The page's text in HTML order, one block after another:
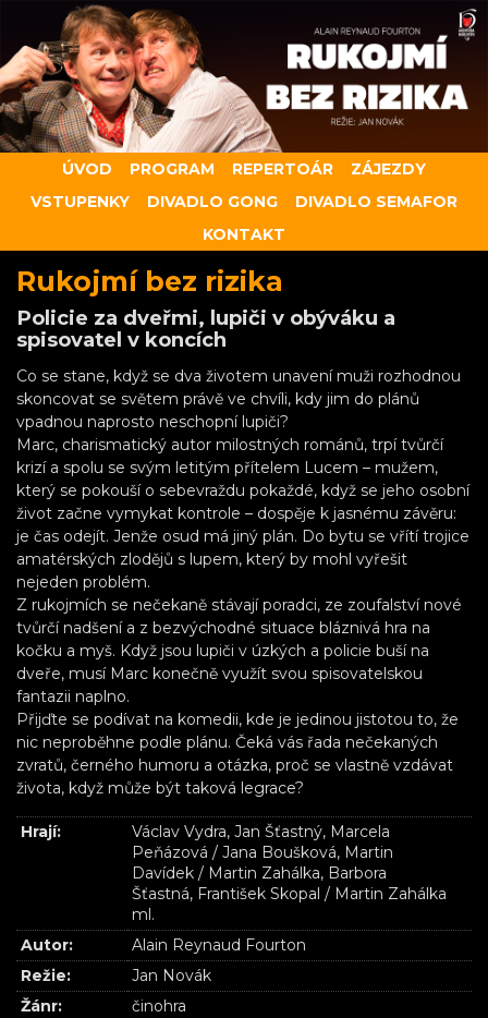
ÚVOD PROGRAM REPERTOÁR
ZÁJEZDY
VSTUPENKY
DIVADLO GONG
DIVADLO SEMAFOR
KONTAKT
Rukojmí bez rizika
Policie za dveřmi, lupiči v obýváku a
spisovatel v koncích
Co se stane, když se dva životem unavení muži rozhodnou
skoncovat se světem právě ve chvíli, kdy jim do plánů
vpadnou naprosto neschopní lupiči?
Marc, charismatický autor milostných románů, trpí tvůrčí
krizí a spolu se svým letitým přítelem Lucem – mužem,
který se pokouší o sebevraždu pokaždé, když se jeho osobní
život začne vymykat kontrole – dospěje k jasnému závěru:
je čas odejít. Jenže osud má jiný plán. Do bytu se vřítí trojice
amatérských zlodějů s lupem, který by mohl vyřešit
nejeden problém.
Z rukojmích se nečekaně stávají poradci, ze zoufalství nové
tvůrčí nadšení a z bezvýchodné situace bláznivá hra na
kočku a myš. Když jsou lupiči v úzkých a policie buší na
dveře, musí Marc konečně využít svou spisovatelskou
fantazii naplno.
Přijďte se podívat na komedii, kde je jedinou jistotou to, že
nic neproběhne podle plánu. Čeká vás řada nečekaných
zvratů, černého humoru a otázka, proč se vlastně vzdávat
života, když může být taková legrace?
Hrají:
Václav Vydra, Jan Šťastný, Marcela
Peňázová / Jana Boušková, Martin
Davídek / Martin Zahálka, Barbora
Šťastná, František Skopal / Martin Zahálka
ml.
Autor:
Alain Reynaud Fourton
Režie:
Jan Novák
Žánr:
činohra